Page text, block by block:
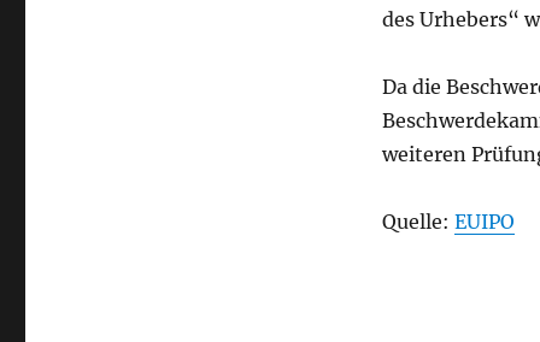
des Urhebers“
Da die
weiteren
Quelle: EUIPO